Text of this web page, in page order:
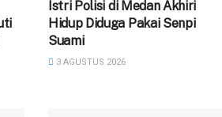
‎Istri Polisi di Medan Akhiri
Hidup Diduga Pakai Senpi
Suami
3 AGUSTUS 2026